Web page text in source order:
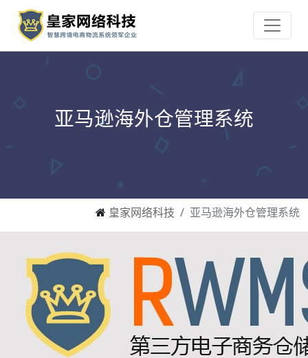
亚马逊海外仓管理系统
皇家网络科技 亚马逊海外仓管理系统